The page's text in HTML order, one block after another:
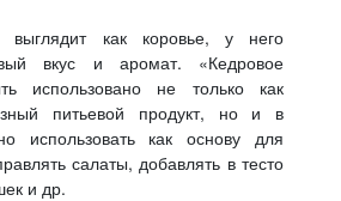
выглядит как коровье, у него
вкус и аромат. «Кедровое
использовано не только как
питьевой продукт, но и в
использовать как основу для
салаты, добавлять в тесто
и др.